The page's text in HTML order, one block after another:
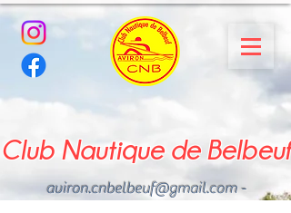
Club Nautique de Belbeuf
aviron.cnbelbeuf@gmail.com-